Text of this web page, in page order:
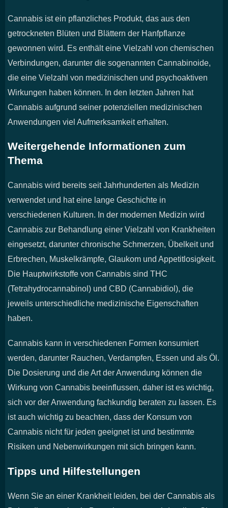
Cannabis ist ein pflanzliches Produkt, das aus den
getrockneten Blüten und Blättern der Hanfpflanze
gewonnen wird. Es enthält eine Vielzahl von chemischen
Verbindungen, darunter die sogenannten Cannabinoide,
die eine Vielzahl von medizinischen und psychoaktiven
Wirkungen haben können. In den letzten Jahren hat
Cannabis aufgrund seiner potenziellen medizinischen
Anwendungen viel Aufmerksamkeit erhalten.
Weitergehende Informationen zum
Thema
Cannabis wird bereits seit Jahrhunderten als Medizin
verwendet und hat eine lange Geschichte in
verschiedenen Kulturen. In der modernen Medizin wird
Cannabis zur Behandlung einer Vielzahl von Krankheiten
eingesetzt, darunter chronische Schmerzen, Übelkeit und
Erbrechen, Muskelkrämpfe, Glaukom und Appetitlosigkeit.
Die Hauptwirkstoffe von Cannabis sind THC
(Tetrahydrocannabinol) und CBD (Cannabidiol), die
jeweils unterschiedliche medizinische Eigenschaften
haben.
Cannabis kann in verschiedenen Formen konsumiert
werden, darunter Rauchen, Verdampfen, Essen und als Öl.
Die Dosierung und die Art der Anwendung können die
Wirkung von Cannabis beeinflussen, daher ist es wichtig,
sich vor der Anwendung fachkundig beraten zu lassen. Es
ist auch wichtig zu beachten, dass der Konsum von
Cannabis nicht für jeden geeignet ist und bestimmte
Risiken und Nebenwirkungen mit sich bringen kann.
Tipps und Hilfestellungen
Wenn Sie an einer Krankheit leiden, bei der Cannabis als